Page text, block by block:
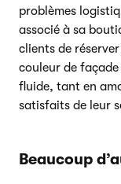
problèmes
associé à sa
clients de
couleur de
fluide, tant en
satisfaits de leur
Beaucoup